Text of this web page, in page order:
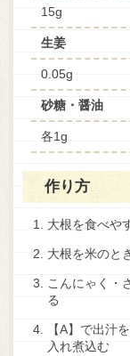
15g
生姜
0.05g
砂糖・醤油
各1g
作り方
大根を食べや
大根を米のと
こんにゃく・
る
【A】で出汁
入れ煮込む